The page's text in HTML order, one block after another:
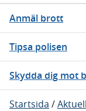
Anmäl brott
Tipsa polisen
Skydda dig mot
Startsida /